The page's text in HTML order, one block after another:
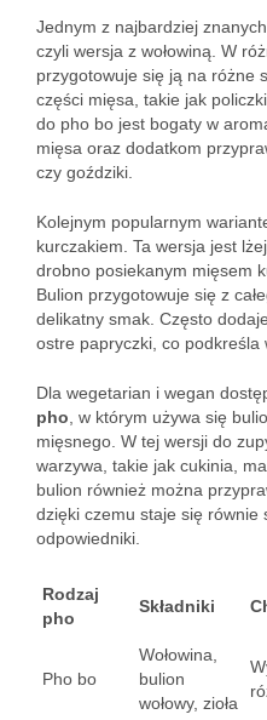
Jednym z najbardziej
czyli wersja z wołowiną. W
przygotowuje się ją na różne
części mięsa, takie jak
do pho bo jest bogaty w
mięsa oraz dodatkom
czy goździki.
Kolejnym popularnym
kurczakiem. Ta wersja jest
drobno posiekanym mięsem
Bulion przygotowuje się z
delikatny smak. Często
ostre papryczki, co podkreśla
Dla wegetarian i wegan
pho , w którym używa się
mięsnego. W tej wersji do
warzywa, takie jak cukinia,
bulion również można
dzięki czemu staje się równie
odpowiedniki.
Rodzaj
pho
Składniki
Pho bo
Wołowina,
bulion
wołowy, zioła